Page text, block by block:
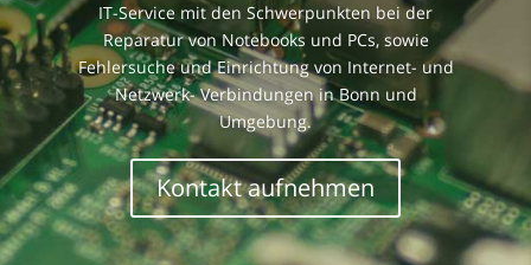
IT-Service mit den Schwerpunkten bei der
Reparatur von Notebooks und PCs, sowie
Fehlersuche und Einrichtung von Internet- und
Netzwerk- Verbindungen in Bonn und
Umgebung.
Kontakt aufnehmen